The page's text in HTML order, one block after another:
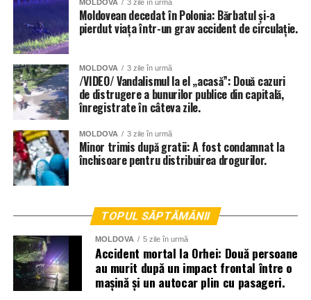
MOLDOVA 3 zile în urmă
Moldovean decedat în Polonia: Bărbatul și-a
pierdut viața într-un grav accident de circulație.
MOLDOVA 3 zile în urmă
/VIDEO/ Vandalismul la el „acasă”: Două cazuri
de distrugere a bunurilor publice din capitală,
înregistrate în câteva zile.
MOLDOVA 3 zile în urmă
Minor trimis după gratii: A fost condamnat la
închisoare pentru distribuirea drogurilor.
TOPUL SĂPTĂMÂNII
MOLDOVA 5 zile în urmă
Accident mortal la Orhei: Două persoane
au murit după un impact frontal între o
mașină și un autocar plin cu pasageri.